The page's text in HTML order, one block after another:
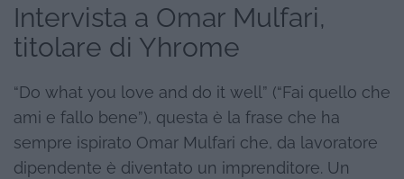
Intervista a Omar Mulfari,
titolare di Yhrome
“Do what you love and do it well” (“Fai quello che
ami e fallo bene”), questa è la frase che ha
sempre ispirato Omar Mulfari che, da lavoratore
dipendente è diventato un imprenditore. Un